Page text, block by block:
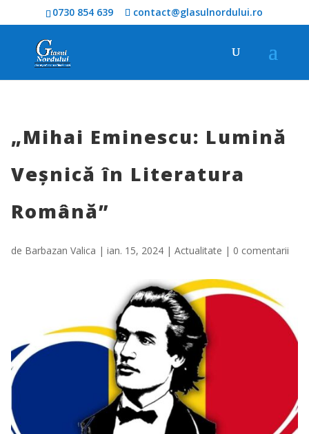
0730 854 639 contact@glasulnordului.ro
„Mihai Eminescu: Lumină
Veșnică în Literatura
Română”
de Barbazan Valica | ian. 15, 2024| Actualitate | 0 comentarii